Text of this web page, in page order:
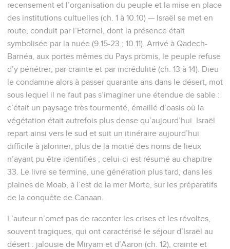
recensement et l’organisation du peuple et la mise en place
des institutions cultuelles (ch. 1 à 10.10) — Israël se met en
route, conduit par l’Eternel, dont la présence était
symbolisée par la nuée (9.15-23 ; 10.11). Arrivé à Qadech-
Barnéa, aux portes mêmes du Pays promis, le peuple refuse
d’y pénétrer, par crainte et par incrédulité (ch. 13 à 14). Dieu
le condamne alors à passer quarante ans dans le désert, mot
sous lequel il ne faut pas s’imaginer une étendue de sable :
c’était un paysage très tourmenté, émaillé d’oasis où la
végétation était autrefois plus dense qu’aujourd’hui. Israël
repart ainsi vers le sud et suit un itinéraire aujourd’hui
difficile à jalonner, plus de la moitié des noms de lieux
n’ayant pu être identifiés ; celui-ci est résumé au chapitre
33. Le livre se termine, une génération plus tard, dans les
plaines de Moab, à l’est de la mer Morte, sur les préparatifs
de la conquête de Canaan.
L’auteur n’omet pas de raconter les crises et les révoltes,
souvent tragiques, qui ont caractérisé le séjour d’Israël au
désert : jalousie de Miryam et d’Aaron (ch. 12), crainte et